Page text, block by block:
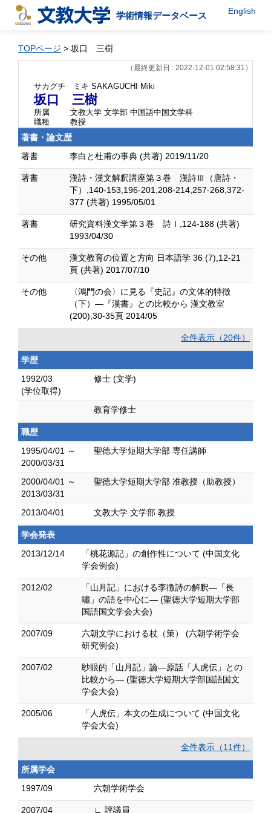
学術情報データベース English
TOPページ > 坂口 三樹
（最終更新日 : 2022-12-01 02:58:31）
サカグチ ミキ SAKAGUCHI Miki
坂口 三樹
所属
文教大学 文学部 中国語中国文学科
職種
教授
著書・論文歴
著書
李白と杜甫の事典 (共著) 2019/11/20
著書
漢詩・漢文解釈講座第３巻 漢詩Ⅲ（唐詩・
下）,140-153,196-201,208-214,257-268,372-
377 (共著) 1995/05/01
著書
研究資料漢文学第３巻 詩Ⅰ,124-188 (共著)
1993/04/30
その他
漢文教育の位置と方向 日本語学 36 (7),12-21
頁 (共著) 2017/07/10
その他
〈鴻門の会〉に見る『史記』の文体的特徴
（下）―『漢書』との比較から 漢文教室
(200),30-35頁 2014/05
全件表示（20件）
学歴
1992/03
(学位取得)
修士 (文学)
教育学修士
職歴
1995/04/01 ～
2000/03/31
聖徳大学短期大学部 専任講師
2000/04/01 ～
2013/03/31
聖徳大学短期大学部 准教授（助教授）
2013/04/01 文教大学 文学部 教授
学会発表
2013/12/14
「桃花源記」の創作性について (中国文化
学会例会)
2012/02
「山月記」における李徴詩の解釈―「長
嘯」の語を中心に― (聖徳大学短期大学部
国語国文学会大会)
2007/09
六朝文学における杖（策） (六朝学術学会
研究例会)
2007/02
眇眼的「山月記」論―原話「人虎伝」との
比較から― (聖徳大学短期大学部国語国文
学会大会)
2005/06
「人虎伝」本文の生成について (中国文化
学会大会)
全件表示（11件）
所属学会
1997/09
六朝学術学会
2007/04 ∟ 評議員